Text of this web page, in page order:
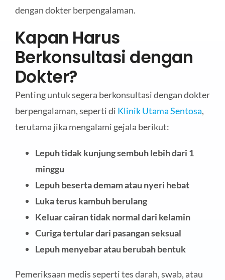
dengan dokter berpengalaman.
Kapan Harus
Berkonsultasi dengan
Dokter?
Penting untuk segera berkonsultasi dengan dokter
berpengalaman, seperti di Klinik Utama Sentosa,
terutama jika mengalami gejala berikut:
Lepuh tidak kunjung sembuh lebih dari 1
minggu
Lepuh beserta demam atau nyeri hebat
Luka terus kambuh berulang
Keluar cairan tidak normal dari kelamin
Curiga tertular dari pasangan seksual
Lepuh menyebar atau berubah bentuk
Pemeriksaan medis seperti tes darah, swab, atau